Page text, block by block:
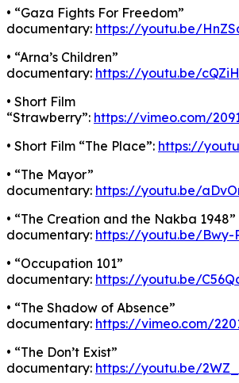
• “Gaza Fights For Freedom”
documentary: https://youtu.be/
• “Arna’s Children”
documentary: https://youtu.be/
• Short Film
“Strawberry”: https://vimeo.com/
• Short Film “The Place”: https://
• “The Mayor”
documentary: https://youtu.be/
• “The Creation and the Nakba 1948”
documentary: https://youtu.be/Bwy-
• “Occupation 101”
documentary: https://youtu.be/
• “The Shadow of Absence”
documentary: https://vimeo.com/
• “The Don’t Exist”
documentary: https://youtu.be/